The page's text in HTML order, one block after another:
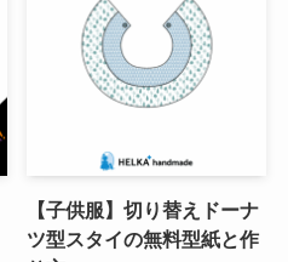
【子供服】切り替えドーナ
ツ型スタイの無料型紙と作